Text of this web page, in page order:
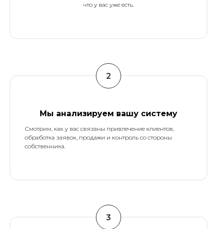
что у вас уже есть.
Мы анализируем вашу систему
Смотрим, как у вас связаны привлечение клиентов,
обработка заявок, продажи и контроль со стороны
собственника.